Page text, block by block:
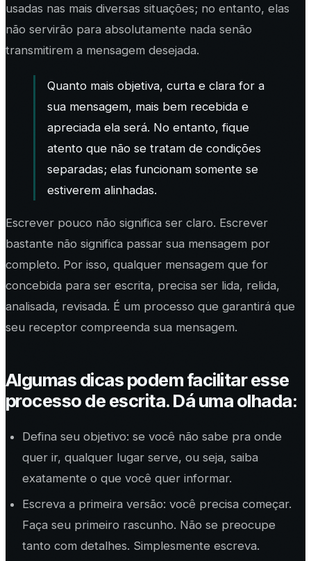
usadas nas mais diversas situações; no entanto, elas
não servirão para absolutamente nada senão
transmitirem a mensagem desejada.
Quanto mais objetiva, curta e clara for a
sua mensagem, mais bem recebida e
apreciada ela será. No entanto, fique
atento que não se tratam de condições
separadas; elas funcionam somente se
estiverem alinhadas.
Escrever pouco não significa ser claro. Escrever
bastante não significa passar sua mensagem por
completo. Por isso, qualquer mensagem que for
concebida para ser escrita, precisa ser lida, relida,
analisada, revisada. É um processo que garantirá que
seu receptor compreenda sua mensagem.
Algumas dicas podem facilitar esse
processo de escrita. Dá uma olhada:
Defina seu objetivo: se você não sabe pra onde
quer ir, qualquer lugar serve, ou seja, saiba
exatamente o que você quer informar.
Escreva a primeira versão: você precisa começar.
Faça seu primeiro rascunho. Não se preocupe
tanto com detalhes. Simplesmente escreva.